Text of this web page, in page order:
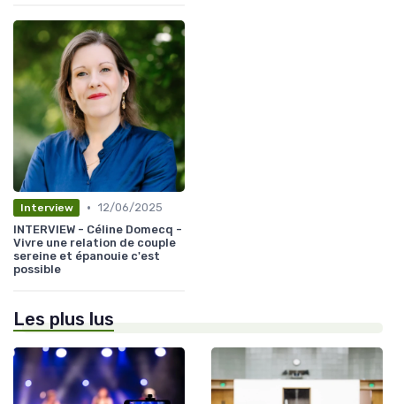
Interview • 12/06/2025
INTERVIEW - Céline Domecq -
Vivre une relation de couple
sereine et épanouie c'est
possible
Les plus lus